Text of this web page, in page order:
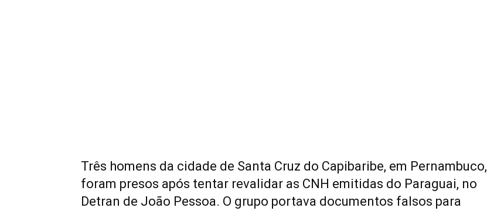
Três homens da cidade de Santa Cruz do Capibaribe, em Pernambuco,
foram presos após tentar revalidar as CNH emitidas do Paraguai, no
Detran de João Pessoa. O grupo portava documentos falsos para